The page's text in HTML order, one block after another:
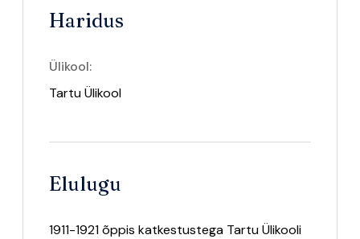
Haridus
Ülikool:
Tartu Ülikool
Elulugu
1911-1921 õppis katkestustega Tartu Ülikooli